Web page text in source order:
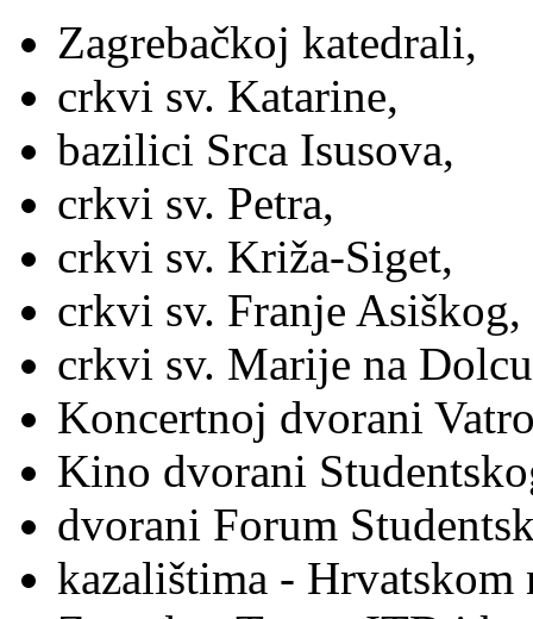
Zagrebačkoj katedrali,
crkvi sv. Katarine,
bazilici Srca Isusova,
crkvi sv. Petra,
crkvi sv. Križa-Siget,
crkvi sv. Franje Asiškog,
crkvi sv. Marije na
Koncertnoj dvorani
Kino dvorani
dvorani Forum
kazalištima - Hrvatskom